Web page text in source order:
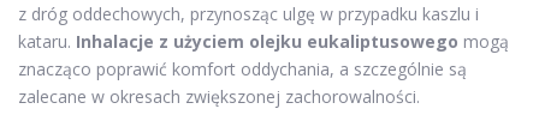
z dróg oddechowych, przynosząc ulgę w przypadku kaszlu i
kataru. Inhalacje z użyciem olejku eukaliptusowego mogą
znacząco poprawić komfort oddychania, a szczególnie są
zalecane w okresach zwiększonej zachorowalności.